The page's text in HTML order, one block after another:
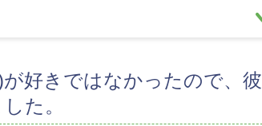
好きではなかったので、彼
た。